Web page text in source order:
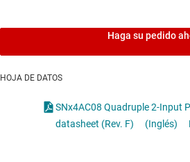
Haga su pedido
HOJA DE DATOS
SNx4AC08 Quadruple 2-Input
datasheet (Rev. F)
(Inglés)